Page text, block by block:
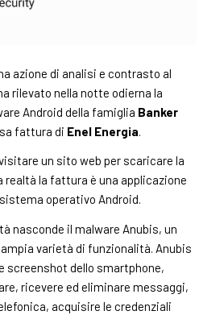
azione di analisi e contrasto al
rilevato nella notte odierna la
Android della famiglia Banker
fattura di Enel Energia
un sito web per scaricare la
la fattura è una applicazione
operativo Android.
nasconde il malware Anubis, un
varietà di funzionalità. Anubis
screenshot dello smartphone,
ricevere ed eliminare messaggi,
acquisire le credenziali